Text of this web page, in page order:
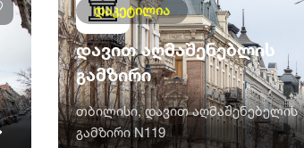
დაკეტილია
დავით აღმაშენებლის
გამზირი
თბილისი, დავით აღმაშენებელის
გამზირი N119